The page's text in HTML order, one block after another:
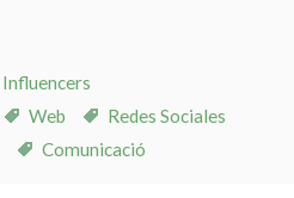
Influencers
Web
Redes Sociales
Comunicació